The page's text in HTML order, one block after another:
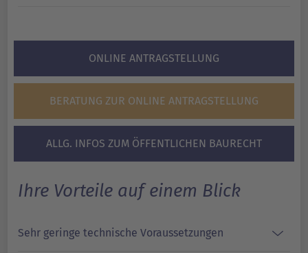
ONLINE ANTRAGSTELLUNG
BERATUNG ZUR ONLINE ANTRAGSTELLUNG
ALLG. INFOS ZUM ÖFFENTLICHEN BAURECHT
Ihre Vorteile auf einem Blick
Sehr geringe technische Voraussetzungen